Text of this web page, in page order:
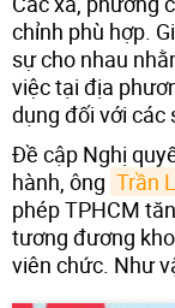
chỉnh phù hợp.
sự cho nhau
việc tại địa
dụng đối với các
Đề cập Nghị
hành, ông Trần
phép TPHCM
tương đương
viên chức. Như